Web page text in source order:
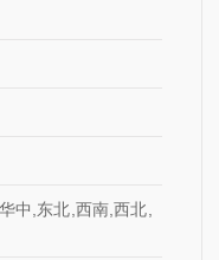
中,东北,西南,西北,